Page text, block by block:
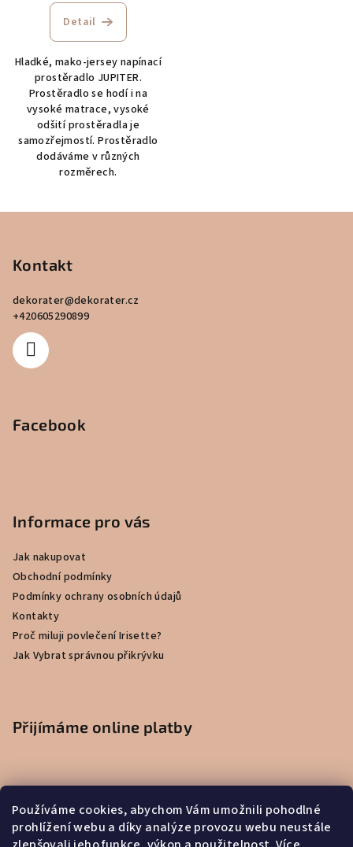
Používáme cookies, abychom Vám umožnili pohodlné
prohlížení webu a díky analýze provozu webu neustále
Detail
Hladké, mako-jersey napínací
prostěradlo JUPITER.
Prostěradlo se hodí i na
vysoké matrace, vysoké
odšití prostěradla je
samozřejmostí. Prostěradlo
dodáváme v různých
rozměrech.
Kontakt
dekorater@dekorater.cz
+420605290899
Facebook
Informace pro vás
Jak nakupovat
Obchodní podmínky
Podmínky ochrany osobních údajů
Kontakty
Proč miluji povlečení Irisette?
Jak Vybrat správnou přikrývku
Přijímáme online platby